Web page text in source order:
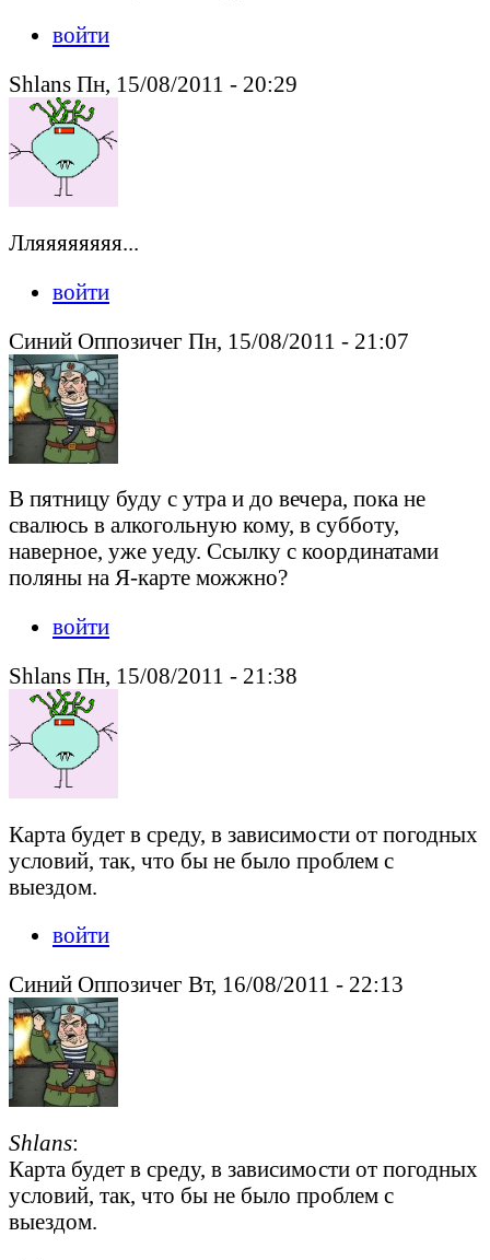
войти
Shlans Пн, 15/08/2011 - 20:29
Лляяяяяяяя...
войти
Синий Оппозичег Пн, 15/08/2011 - 21:07
В пятницу буду с утра и до вечера, пока не
свалюсь в алкогольную кому, в субботу,
наверное, уже уеду. Ссылку с координатами
поляны на Я-карте можжно?
войти
Shlans Пн, 15/08/2011 - 21:38
Карта будет в среду, в зависимости от погодных
условий, так, что бы не было проблем с
выездом.
войти
Синий Оппозичег Вт, 16/08/2011 - 22:13
Shlans:
Карта будет в среду, в зависимости от погодных
условий, так, что бы не было проблем с
выездом.